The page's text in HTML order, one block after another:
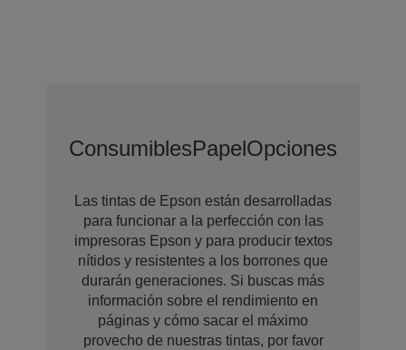
ConsumiblesPapelOpciones
Las tintas de Epson están desarrolladas
para funcionar a la perfección con las
impresoras Epson y para producir textos
nítidos y resistentes a los borrones que
durarán generaciones. Si buscas más
información sobre el rendimiento en
páginas y cómo sacar el máximo
provecho de nuestras tintas, por favor